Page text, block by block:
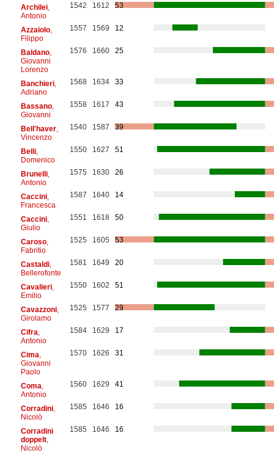
Archilei,
Antonio
1542 1612 53
Azzaiolo,
Filippo
1557 1569 12
Baldano,
Giovanni
Lorenzo
1576 1660 25
Banchieri,
Adriano
1568 1634 33
Bassano,
Giovanni
1558 1617 43
Bell'haver,
Vincenzo
1540 1587 39
Belli,
Domenico
1550 1627 51
Brunelli,
Antonio
1575 1630 26
Caccini,
Francesca
1587 1640 14
Caccini,
Giulio
1551 1618 50
Caroso,
Fabritio
1525 1605 53
Castaldi,
Bellerofonte
1581 1649 20
Cavalieri,
Emilio
1550 1602 51
Cavazzoni,
Girolamo
1525 1577 29
Cifra
Antonio
1584 1629 17
Cima
Giovanni
Paolo
1570 1626 31
Coma
Antonio
1560 1629 41
Corradini,
Nicolò
1585 1646 16
Corradini
doppelt,
Nicolò
1585 1646 16